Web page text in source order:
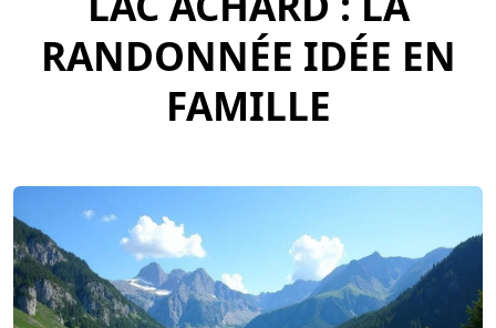
RANDONNÉE IDÉE EN
FAMILLE